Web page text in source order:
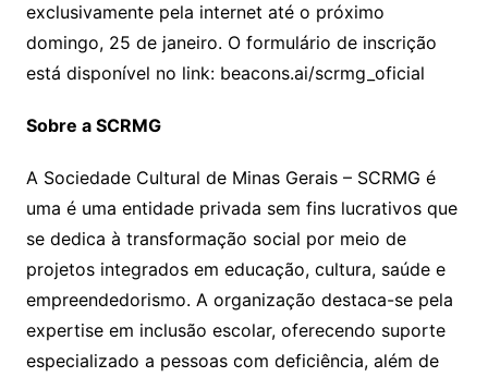
exclusivamente pela internet até o próximo
domingo, 25 de janeiro. O formulário de inscrição
está disponível no link: beacons.ai/scrmg_oficial
Sobre a SCRMG
A Sociedade Cultural de Minas Gerais – SCRMG é
uma é uma entidade privada sem fins lucrativos que
se dedica à transformação social por meio de
projetos integrados em educação, cultura, saúde e
empreendedorismo. A organização destaca-se pela
expertise em inclusão escolar, oferecendo suporte
especializado a pessoas com deficiência, além de